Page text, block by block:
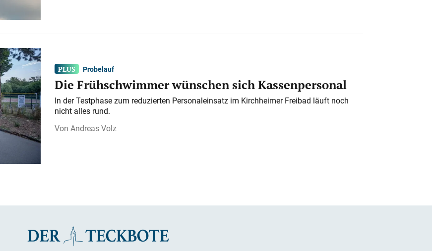
Probelauf
Die Frühschwimmer wünschen sich Kassenpersonal
In der Testphase zum reduzierten Personaleinsatz im Kirchheimer Freibad läuft noch
nicht alles rund.
Andreas Volz